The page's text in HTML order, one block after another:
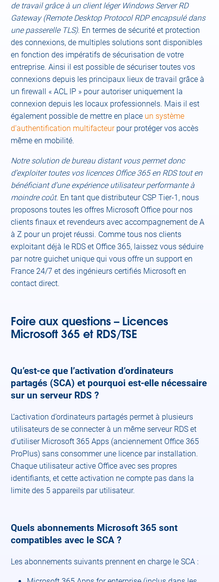
de travail grâce à un client léger Windows Server RD
Gateway (Remote Desktop Protocol RDP encapsulé dans
une passerelle TLS). En termes de sécurité et protection
des connexions, de multiples solutions sont disponibles
en fonction des impératifs de sécurisation de votre
entreprise. Ainsi il est possible de sécuriser toutes vos
connexions depuis les principaux lieux de travail grâce à
un firewall « ACL IP » pour autoriser uniquement la
connexion depuis les locaux professionnels. Mais il est
également possible de mettre en place un système
d’authentification multifacteurpour protéger vos accès
même en mobilité.
Notre solution de bureau distant vous permet donc
d’exploiter toutes vos licences Office 365 en RDS tout en
bénéficiant d’une expérience utilisateur performante à
moindre coût. En tant que distributeur CSP Tier-1, nous
proposons toutes les offres Microsoft Office pour nos
clients finaux et revendeurs avec accompagnement de A
à Z pour un projet réussi. Comme tous nos clients
exploitant déjà le RDS et Office 365, laissez vous séduire
par notre guichet unique qui vous offre un support en
France 24/7 et des ingénieurs certifiés Microsoft en
contact direct.
Foire aux questions – Licences
Microsoft 365 et RDS/TSE
Qu’est-ce que l’activation d’ordinateurs
partagés (SCA) et pourquoi est-elle nécessaire
sur un serveur RDS ?
L’activation d’ordinateurs partagés permet à plusieurs
utilisateurs de se connecter à un même serveur RDS et
d’utiliser Microsoft 365 Apps (anciennement Office 365
ProPlus) sans consommer une licence par installation.
Chaque utilisateur active Office avec ses propres
identifiants, et cette activation ne compte pas dans la
limite des 5 appareils par utilisateur. ​
Quels abonnements Microsoft 365 sont
compatibles avec le SCA ?
Les abonnements suivants prennent en charge le SCA :​